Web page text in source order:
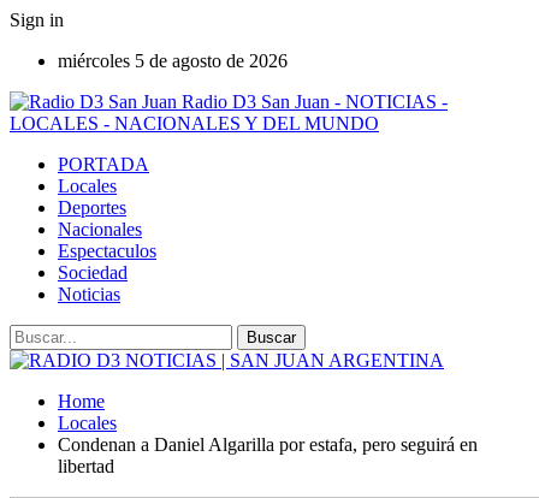
Sign in
miércoles 5 de agosto de 2026
Radio D3 San Juan - NOTICIAS -
LOCALES - NACIONALES Y DEL MUNDO
PORTADA
Locales
Deportes
Nacionales
Espectaculos
Sociedad
Noticias
Home
Locales
Condenan a Daniel Algarilla por estafa, pero seguirá en
libertad